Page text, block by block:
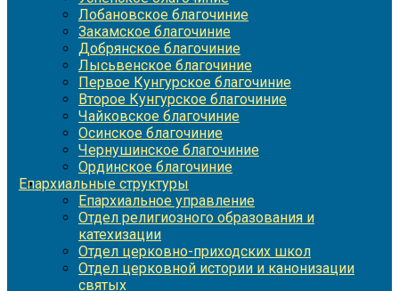
Лобановское благочиние
Закамское благочиние
Добрянское благочиние
Лысьвенское благочиние
Первое Кунгурское благочиние
Второе Кунгурское благочиние
Чайковское благочиние
Осинское благочиние
Чернушинское благочиние
Ординское благочиние
Епархиальные структуры
Епархиальное управление
Отдел религиозного образования и
катехизации
Отдел церковно-приходских школ
Отдел церковной истории и канонизации
святых